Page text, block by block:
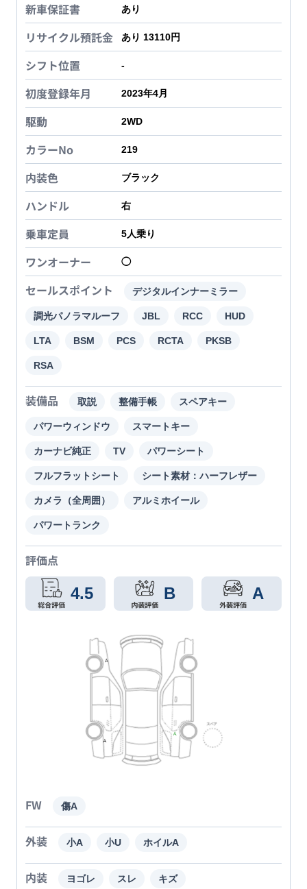
新車保証書 あり
リサイクル預託金 あり 13110円
シフト位置 -
初度登録年月 2023年4月
駆動 2WD
カラーNo 219
内装色 ブラック
ハンドル 右
乗車定員 5人乗り
ワンオーナー ◯
セールスポイント デジタルインナーミラー
調光パノラマルーフ JBL RCC HUD
LTA BSM PCS RCTA PKSB
RSA
装備品 取説 整備手帳 スペアキー
パワーウィンドウ スマートキー
カーナビ純正 TV パワーシート
フルフラットシート シート素材：ハーフレザー
カメラ（全周囲） アルミホイール
パワートランク
評価点
4.5 B A
FW 傷A
外装 小A 小U ホイルA
内装 ヨゴレ スレ キズ